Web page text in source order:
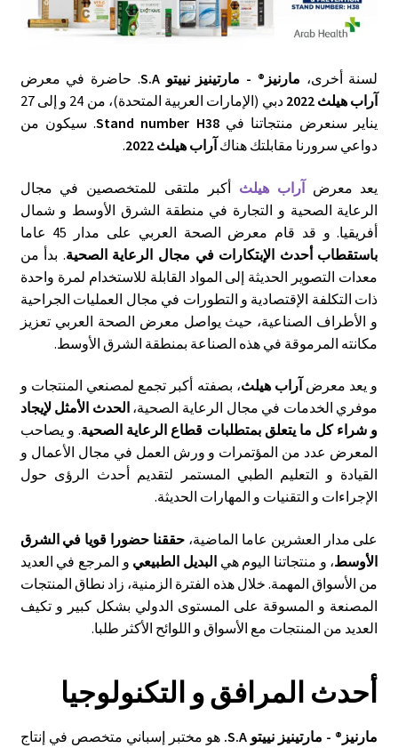
لسنة أخرى، مارنيز® - مارتينيز نييتو S.A
. حاضرة في معرض
آراب هيلث 2022
دبي (الإمارات العربية المتحدة)، من 24 و إلى 27
يناير سنعرض منتجاتنا فيStand number H38. سيكون من
دواعي سرورنا مقابلتك هناك آراب هيلث 2022
.
يعد معرضآراب هيلث أكبر ملتقى للمتخصصين في مجال
الرعاية الصحية و التجارة في منطقة الشرق الأوسط و شمال
أفريقيا. و قد قام معرض الصحة العربي على مدار 45 عاما
باستقطاب أحدث الإبتكارات في مجال الرعاية الصحية. بدأ من
معدات التصوير الحديثة إلى المواد القابلة للاستخدام لمرة واحدة
ذات التكلفة الإقتصادية و التطورات في مجال العمليات الجراحية
و الأطراف الصناعية، حيث يواصل معرض الصحة العربي تعزيز
مكانته المرموقة في هذه الصناعة بمنطقة الشرق الأوسط.
و يعد معرض آراب هيلث، بصفته أكبر تجمع لمصنعي المنتجات و
موفري الخدمات في مجال الرعاية الصحية، الحدث الأمثل لإيجاد
و شراء كل ما يتعلق بمتطلبات قطاع الرعاية الصحية. و يصاحب
المعرض عدد من المؤتمرات و ورش العمل في مجال الأعمال و
القيادة و التعليم الطبي المستمر لتقديم أحدث الرؤى حول
الإجراءات و التقنيات و المهارات الحديثة.
على مدار العشرين عاما الماضية، حققنا حضورا قويا في الشرق
الأوسط، و منتجاتنا اليوم هي البديل الطبيعي و المرجع في العديد
من الأسواق المهمة. خلال هذه الفترة الزمنية، زاد نطاق المنتجات
المصنعة و المسوقة على المستوى الدولي بشكل كبير و تكيف
العديد من المنتجات مع الأسواق و اللوائح الأكثر طلبا.
أحدث المرافق و التكنولوجيا
مارنيز® - مارتينيز نييتو S.A.
هو مختبر إسباني متخصص في إنتاج